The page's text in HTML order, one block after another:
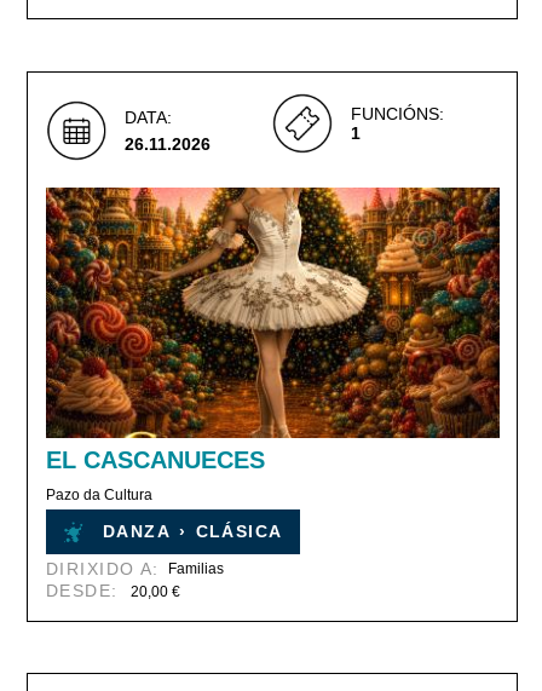
DATA:
26.11.2026
FUNCIÓNS:
1
EL CASCANUECES
Pazo da Cultura
DANZA ›
CLÁSICA
DIRIXIDO A:
Familias
DESDE: 20,00 €